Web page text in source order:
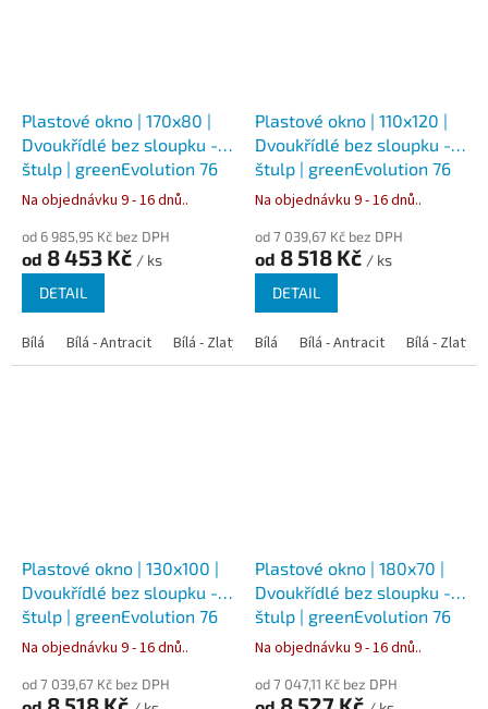
Plastové okno | 170x80 |
Dvoukřídlé bez sloupku -
štulp | greenEvolution 76
Na objednávku 9 - 16 dnů..
od 6 985,95 Kč bez DPH
od 8 453 Kč / ks
DETAIL
Bílá Bílá - Antracit Bílá - Zlatý dub Bílá - Tmavý dub Bílá -
Plastové okno | 110x120 |
Dvoukřídlé bez sloupku -
štulp | greenEvolution 76
Na objednávku 9 - 16 dnů..
od 7 039,67 Kč bez DPH
od 8 518 Kč / ks
DETAIL
Bílá Bílá - Antracit Bílá - Zlatý
Plastové okno | 130x100 |
Dvoukřídlé bez sloupku -
štulp | greenEvolution 76
Na objednávku 9 - 16 dnů..
od 7 039,67 Kč bez DPH
Plastové okno | 180x70 |
Dvoukřídlé bez sloupku -
štulp | greenEvolution 76
Na objednávku 9 - 16 dnů..
od 7 047,11 Kč bez DPH